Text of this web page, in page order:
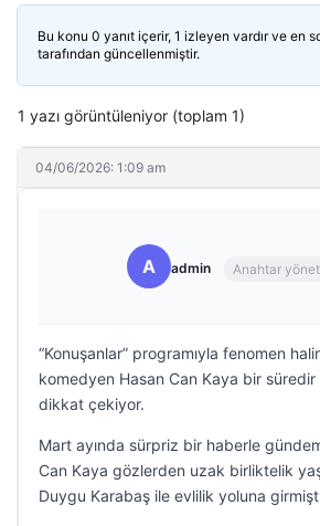
Bu konu 0 yanıt içerir, 1 izleyen vardır ve en
tarafından güncellenmiştir.
1 yazı görüntüleniyor (toplam 1)
04/06/2026: 1:09 am
A admin Anahtar
“Konuşanlar” programıyla fenomen
komedyen Hasan Can Kaya bir süredir
dikkat çekiyor.
Mart ayında sürpriz bir haberle
Can Kaya gözlerden uzak birliktelik
Duygu Karabaş ile evlilik yoluna